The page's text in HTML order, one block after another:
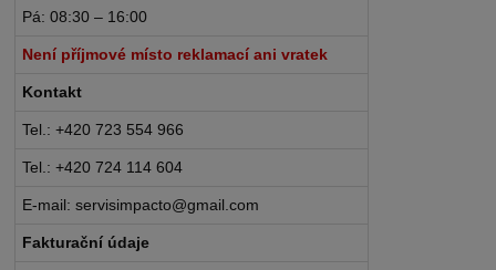
Pá: 08:30 – 16:00
Není příjmové místo reklamací ani vratek
Kontakt
Tel.: +420 723 554 966
Tel.: +420 724 114 604
E-mail: servisimpacto@gmail.com
Fakturační údaje